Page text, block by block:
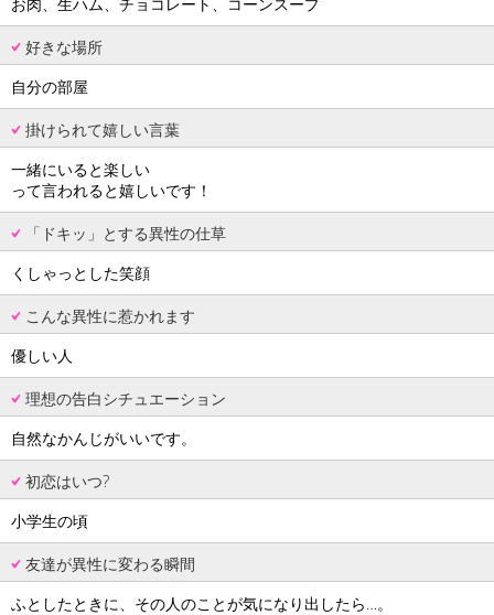
好きな場所
自分の部屋
掛けられて嬉しい言葉
一緒にいると楽しい
って言われると嬉しいです！
「ドキッ」とする異性の仕草
くしゃっとした笑顔
こんな異性に惹かれます
優しい人
理想の告白シチュエーション
自然なかんじがいいです。
初恋はいつ?
小学生の頃
友達が異性に変わる瞬間
ふとしたときに、その人のことが気になり出したら…。